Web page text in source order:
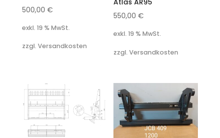
500,00 €
exkl. 19 % MwSt.
zzgl. Versandkosten
Atlas AR95
550,00€
exkl. 19 % MwSt.
zzgl. Versandkosten